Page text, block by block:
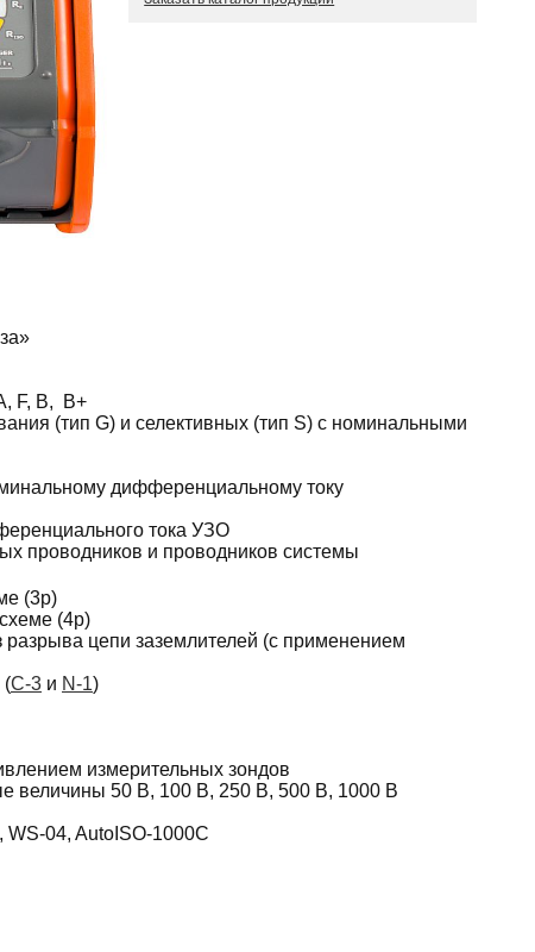
F, B, В+
(тип G) и селективных (тип S) с номинальными
дифференциальному току
тока УЗО
проводников и проводников системы
(3p)
(4p)
цепи заземлителей (с применением
(С-3 и N-1)
измерительных зондов
величины 50 В, 100 В, 250 В, 500 В, 1000 В
WS-04, AutoISO-1000C